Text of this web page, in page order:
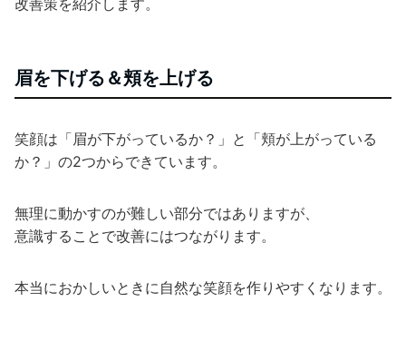
改善策を紹介します。
眉を下げる＆頬を上げる
笑顔は「眉が下がっているか？」と「頬が上がっている
か？」の2つからできています。
無理に動かすのが難しい部分ではありますが、
意識することで改善にはつながります。
本当におかしいときに自然な笑顔を作りやすくなります。